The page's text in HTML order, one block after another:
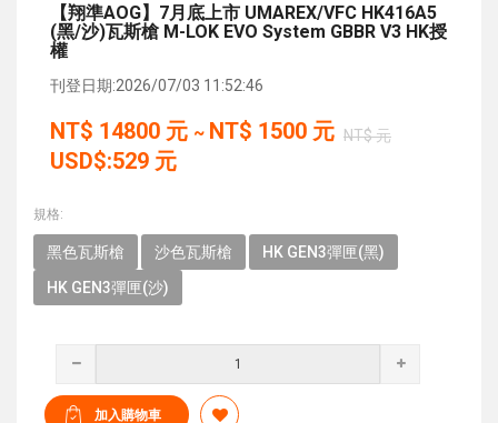
【翔準AOG】7月底上市 UMAREX/VFC HK416A5
(黑/沙)瓦斯槍 M-LOK EVO System GBBR V3 HK授
權
刊登日期:2026/07/03 11:52:46
NT$ 14800 元 ~ NT$ 1500 元 NT$ 元
USD$:529 元
規格:
黑色瓦斯槍 沙色瓦斯槍
HK GEN3彈匣(黑)
HK GEN3彈匣(沙)